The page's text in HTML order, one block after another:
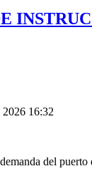
"Juan
Cívico-Militares
CONCIERTO
DE LORCA
DURANTE
de Elcano
en la
2026 16:32
del